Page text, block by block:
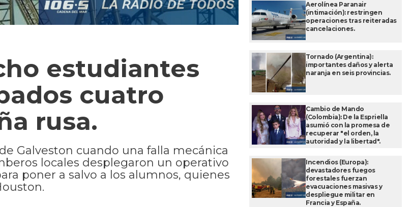
estudiantes
cuatro
rusa.
Galveston cuando una falla mecánica
locales desplegaron un operativo
poner a salvo a los alumnos, quienes
Aerolínea Paranair
(intimación): restringen
operaciones tras reiteradas
cancelaciones.
Tornado (Argentina):
importantes daños y alerta
naranja en seis provincias.
Cambio de Mando
(Colombia): De la Espriella
asumió con la promesa de
recuperar "el orden, la
autoridad y la libertad".
Incendios (Europa):
devastadores fuegos
forestales fuerzan
evacuaciones masivas y
despliegue militar en
Francia y España.